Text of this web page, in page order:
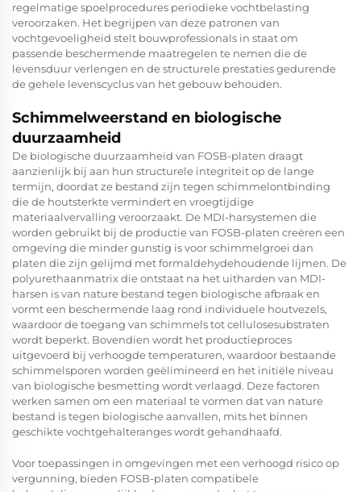
regelmatige spoelprocedures periodieke vochtbelasting
veroorzaken. Het begrijpen van deze patronen van
vochtgevoeligheid stelt bouwprofessionals in staat om
passende beschermende maatregelen te nemen die de
levensduur verlengen en de structurele prestaties gedurende
de gehele levenscyclus van het gebouw behouden.
Schimmelweerstand en biologische
duurzaamheid
De biologische duurzaamheid van FOSB-platen draagt
aanzienlijk bij aan hun structurele integriteit op de lange
termijn, doordat ze bestand zijn tegen schimmelontbinding
die de houtsterkte vermindert en vroegtijdige
materiaalvervalling veroorzaakt. De MDI-harsystemen die
worden gebruikt bij de productie van FOSB-platen creëren een
omgeving die minder gunstig is voor schimmelgroei dan
platen die zijn gelijmd met formaldehydehoudende lijmen. De
polyurethaanmatrix die ontstaat na het uitharden van MDI-
harsen is van nature bestand tegen biologische afbraak en
vormt een beschermende laag rond individuele houtvezels,
waardoor de toegang van schimmels tot cellulosesubstraten
wordt beperkt. Bovendien wordt het productieproces
uitgevoerd bij verhoogde temperaturen, waardoor bestaande
schimmelsporen worden geëlimineerd en het initiële niveau
van biologische besmetting wordt verlaagd. Deze factoren
werken samen om een materiaal te vormen dat van nature
bestand is tegen biologische aanvallen, mits het binnen
geschikte vochtgehalteranges wordt gehandhaafd.
Voor toepassingen in omgevingen met een verhoogd risico op
vergunning, bieden FOSB-platen compatibele